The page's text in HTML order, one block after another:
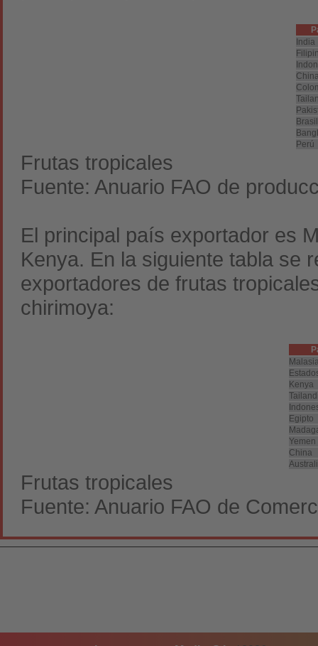
India
Brasil
Perú
Frutas tropicales
Fuente: Anuario FAO de
El principal país exportador es
Kenya. En la siguiente tabla se
exportadores de frutas
chirimoya:
Kenya
Egipto
Yemen
China
Frutas tropicales
Fuente: Anuario FAO de